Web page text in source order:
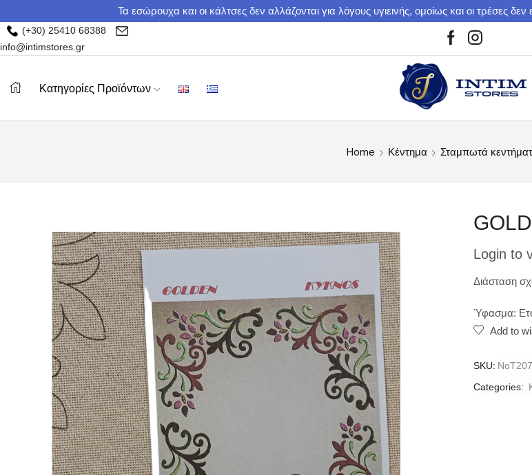
Τα εσώρουχα και οι κάλτσες δεν αλλάζονται για λόγους υγιεινής, ομοίως και οι τρέσες
(+30) 25410 68388
info@intimstores.gr
Κατηγορίες Προϊόντων
Home Κέντημα Σταμπωτά
Login to
Διάσταση
Ύφασμα:
Add to
SKU: ΝοT207
Categories: